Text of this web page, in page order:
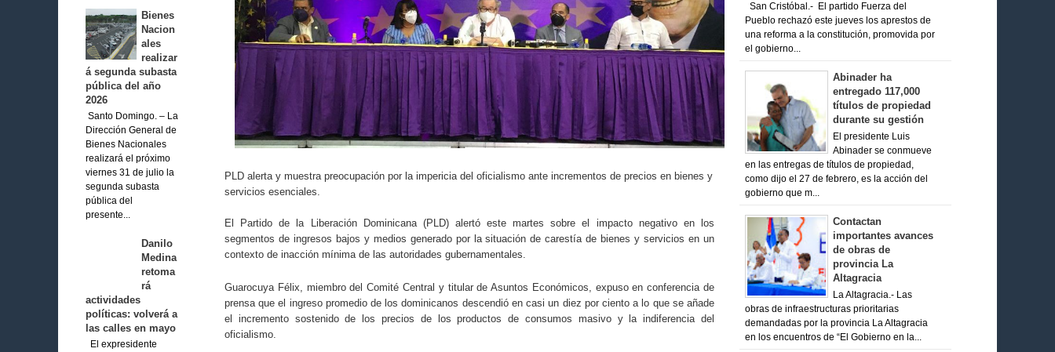
Bienes
Nacion
ales
realizar
á segunda subasta
pública del año
2026
Santo Domingo. – La
Dirección General de
Bienes Nacionales
realizará el próximo
viernes 31 de julio la
segunda subasta
pública del
presente...
Danilo
Medina
retoma
rá
actividades
políticas: volverá a
las calles en mayo
El expresidente
PLD alerta y muestra preocupación por la impericia del oficialismo ante incrementos de precios en bienes y
servicios esenciales.
El Partido de la Liberación Dominicana (PLD) alertó este martes sobre el impacto negativo en los
segmentos de ingresos bajos y medios generado por la situación de carestía de bienes y servicios en un
contexto de inacción mínima de las autoridades gubernamentales.
Guarocuya Félix, miembro del Comité Central y titular de Asuntos Económicos, expuso en conferencia de
prensa que el ingreso promedio de los dominicanos descendió en casi un diez por ciento a lo que se añade
el incremento sostenido de los precios de los productos de consumos masivo y la indiferencia del
oficialismo.
San Cristóbal.- El partido Fuerza del
Pueblo rechazó este jueves los aprestos de
una reforma a la constitución, promovida por
el gobierno...
Abinader ha
entregado 117,000
títulos de propiedad
durante su gestión
El presidente Luis
Abinader se conmueve
en las entregas de títulos de propiedad,
como dijo el 27 de febrero, es la acción del
gobierno que m...
Contactan
importantes avances
de obras de
provincia La
Altagracia
La Altagracia.- Las
obras de infraestructuras prioritarias
demandadas por la provincia La Altagracia
en los encuentros de “El Gobierno en la...